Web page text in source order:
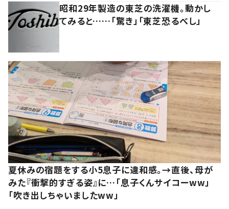
昭和29年製造の東芝の洗濯機。動かし
てみると……「驚き」「東芝恐るべし」
夏休みの宿題をする小5息子に違和感。→直後、母が
みた『衝撃的すぎる姿』に…「息子くんサイコーww」
「吹き出しちゃいましたww」